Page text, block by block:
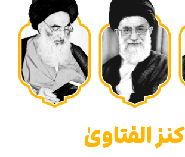
كنز الفتاوىٰ